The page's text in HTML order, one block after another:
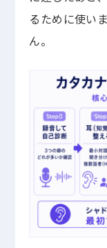
るために使い
ん。